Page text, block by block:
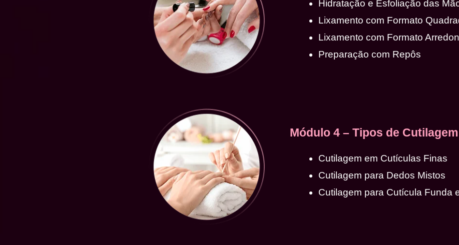
Hidratação e Esfoliação das
Lixamento com Formato
Lixamento com Formato
Preparação com Repôs
Módulo 4 – Tipos de Cutilagem
Cutilagem em Cutículas Finas
Cutilagem para Dedos Mistos
Cutilagem para Cutícula Funda